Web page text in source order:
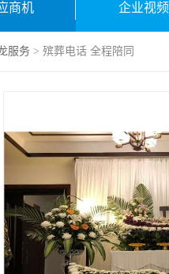
商机 企业视频
服务 > 殡葬电话 全程陪同